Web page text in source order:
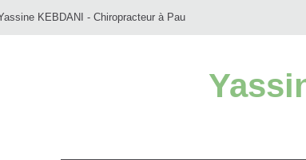
KEBDANI - Chiropracteur à Pau